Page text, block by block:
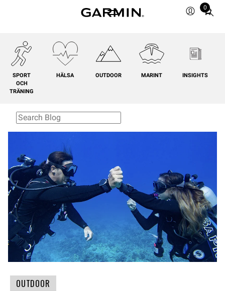
0
Total
0
SPORT
OCH
TRÄNING
HÄLSA OUTDOOR MARINT INSIGHTS
OUTDOOR